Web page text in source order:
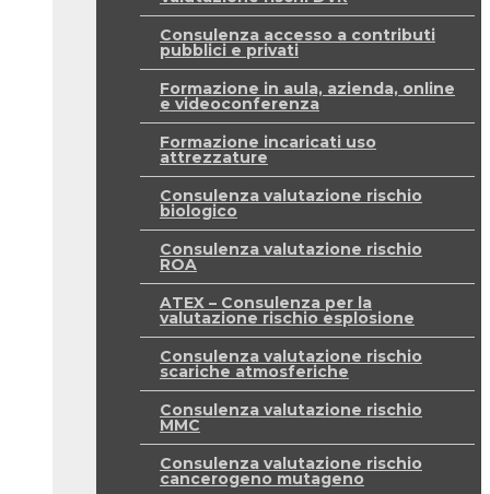
Consulenza accesso a contributi
pubblici e privati
Formazione in aula, azienda, online
e videoconferenza
Formazione incaricati uso
attrezzature
Consulenza valutazione rischio
biologico
Consulenza valutazione rischio
ROA
ATEX – Consulenza per la
valutazione rischio esplosione
Consulenza valutazione rischio
scariche atmosferiche
Consulenza valutazione rischio
MMC
Consulenza valutazione rischio
cancerogeno mutageno